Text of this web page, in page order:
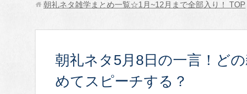
朝礼ネタ雑学まとめ一覧☆1月~12月まで全部入り！ TOP
朝礼ネタ5月8日の一言！ど
めてスピーチする？